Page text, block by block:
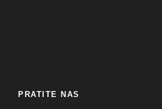
PRATITE NAS